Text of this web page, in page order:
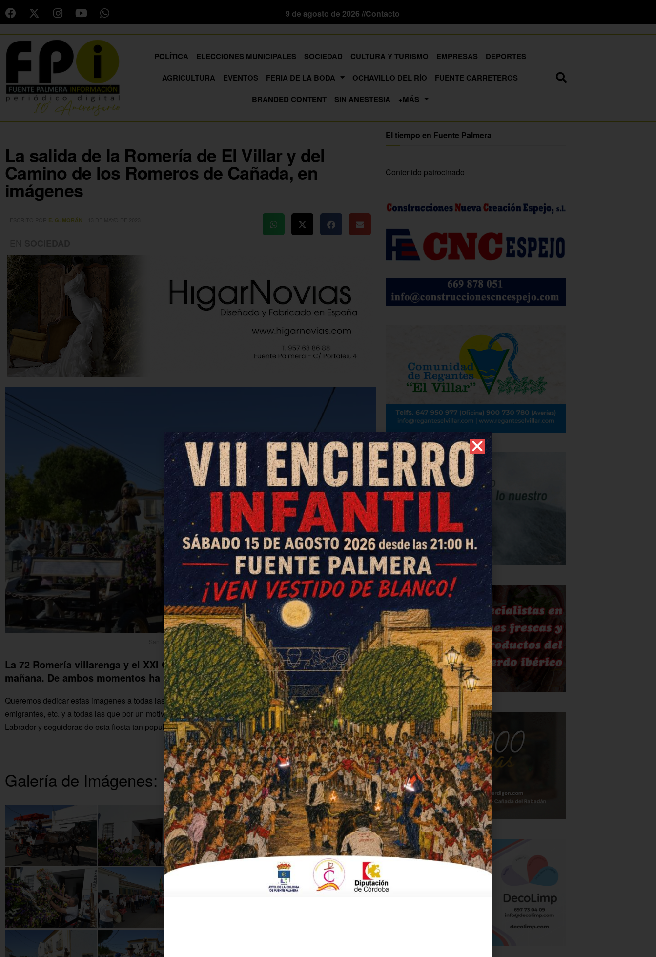
9 de agosto de 2026 //Contacto
POLÍTICA ELECCIONES MUNICIPALES SOCIEDAD CULTURA Y TURISMO EMPRESAS
DEPORTES
AGRICULTURA
EVENTOS FERIA DE LA BODA OCHAVILLO DEL RÍO
FUENTE CARRETEROS
BRANDED CONTENT
SIN ANESTESIA +MÁS
La salida de la Romería de El Villar y del
Camino de los Romeros de Cañada, en
imágenes
E. G. MORÁN
San Isidro Labrador de El Villar
La 72 Romería villarenga y el XXI Camino cañetero están en marcha desde esta
mañana. De ambos momentos ha sido testigo Fuente Palmera Información.
Queremos dedicar estas imágenes a todas las personas de La Colonia que viven fuera, lejos de su tierra,
emigrantes, etc. y a todas las que por un motivo o por otro no han podido asistir y son devotas de San Isidro
Labrador y seguidoras de esta fiesta tan popular en nuestro municipio.
Galería de Imágenes:
El tiempo en Fuente Palmera
Contenido patrocinado